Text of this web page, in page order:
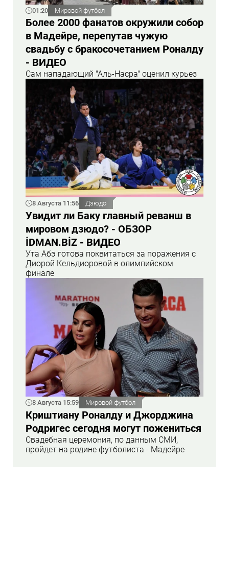
01:20 Мировой футбол
Более 2000 фанатов окружили собор
в Мадейре, перепутав чужую
свадьбу с бракосочетанием Роналду
- ВИДЕО
Сам нападающий "Аль-Насра" оценил курьез
8 Августа 11:56 Дзюдо
Увидит ли Баку главный реванш в
мировом дзюдо? - ОБЗОР
İDMAN.BİZ - ВИДЕО
Ута Абэ готова поквитаться за поражения с
Диорой Кельдиоровой в олимпийском
финале
8 Августа 15:59 Мировой футбол
Криштиану Роналду и Джорджина
Родригес сегодня могут пожениться
Свадебная церемония, по данным СМИ,
пройдет на родине футболиста - Мадейре